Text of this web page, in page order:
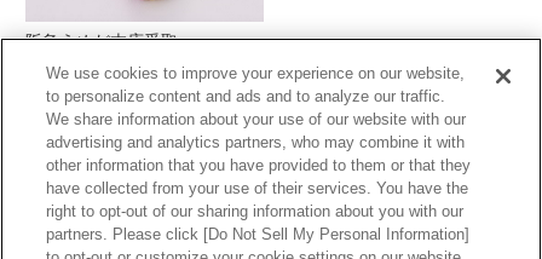
阪急うめだ本店受取
とらや季節の生菓子
We use cookies to improve your experience on our website,
to personalize content and ads and to analyze our traffic.
We share information about your use of our website with our
advertising and analytics partners, who may combine it with
other information that you have provided to them or that they
have collected from your use of their services. You have the
right to opt-out of our sharing information about you with our
partners. Please click [Do Not Sell My Personal Information]